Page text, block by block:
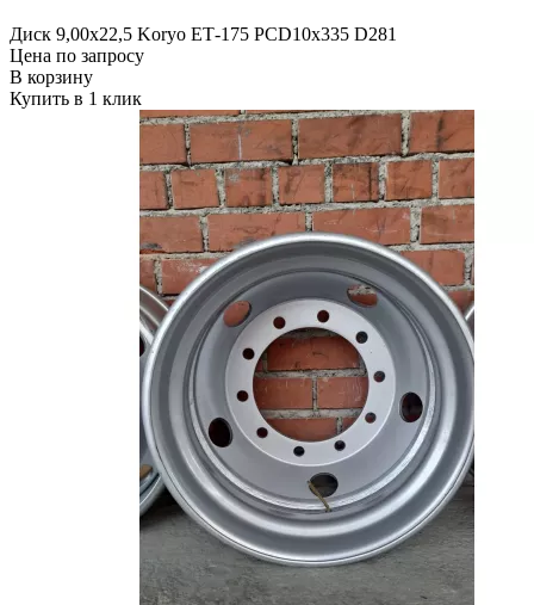
Диск 9,00х22,5 Koryo ЕТ-175 PCD10x335 D281
Цена по запросу
В корзину
Купить в 1 клик